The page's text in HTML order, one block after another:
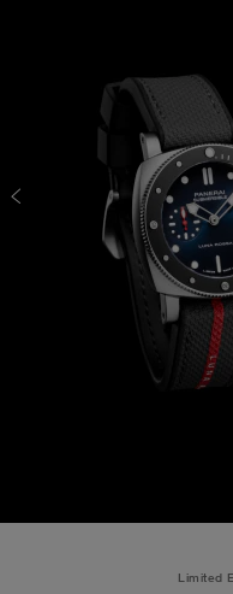
Limited